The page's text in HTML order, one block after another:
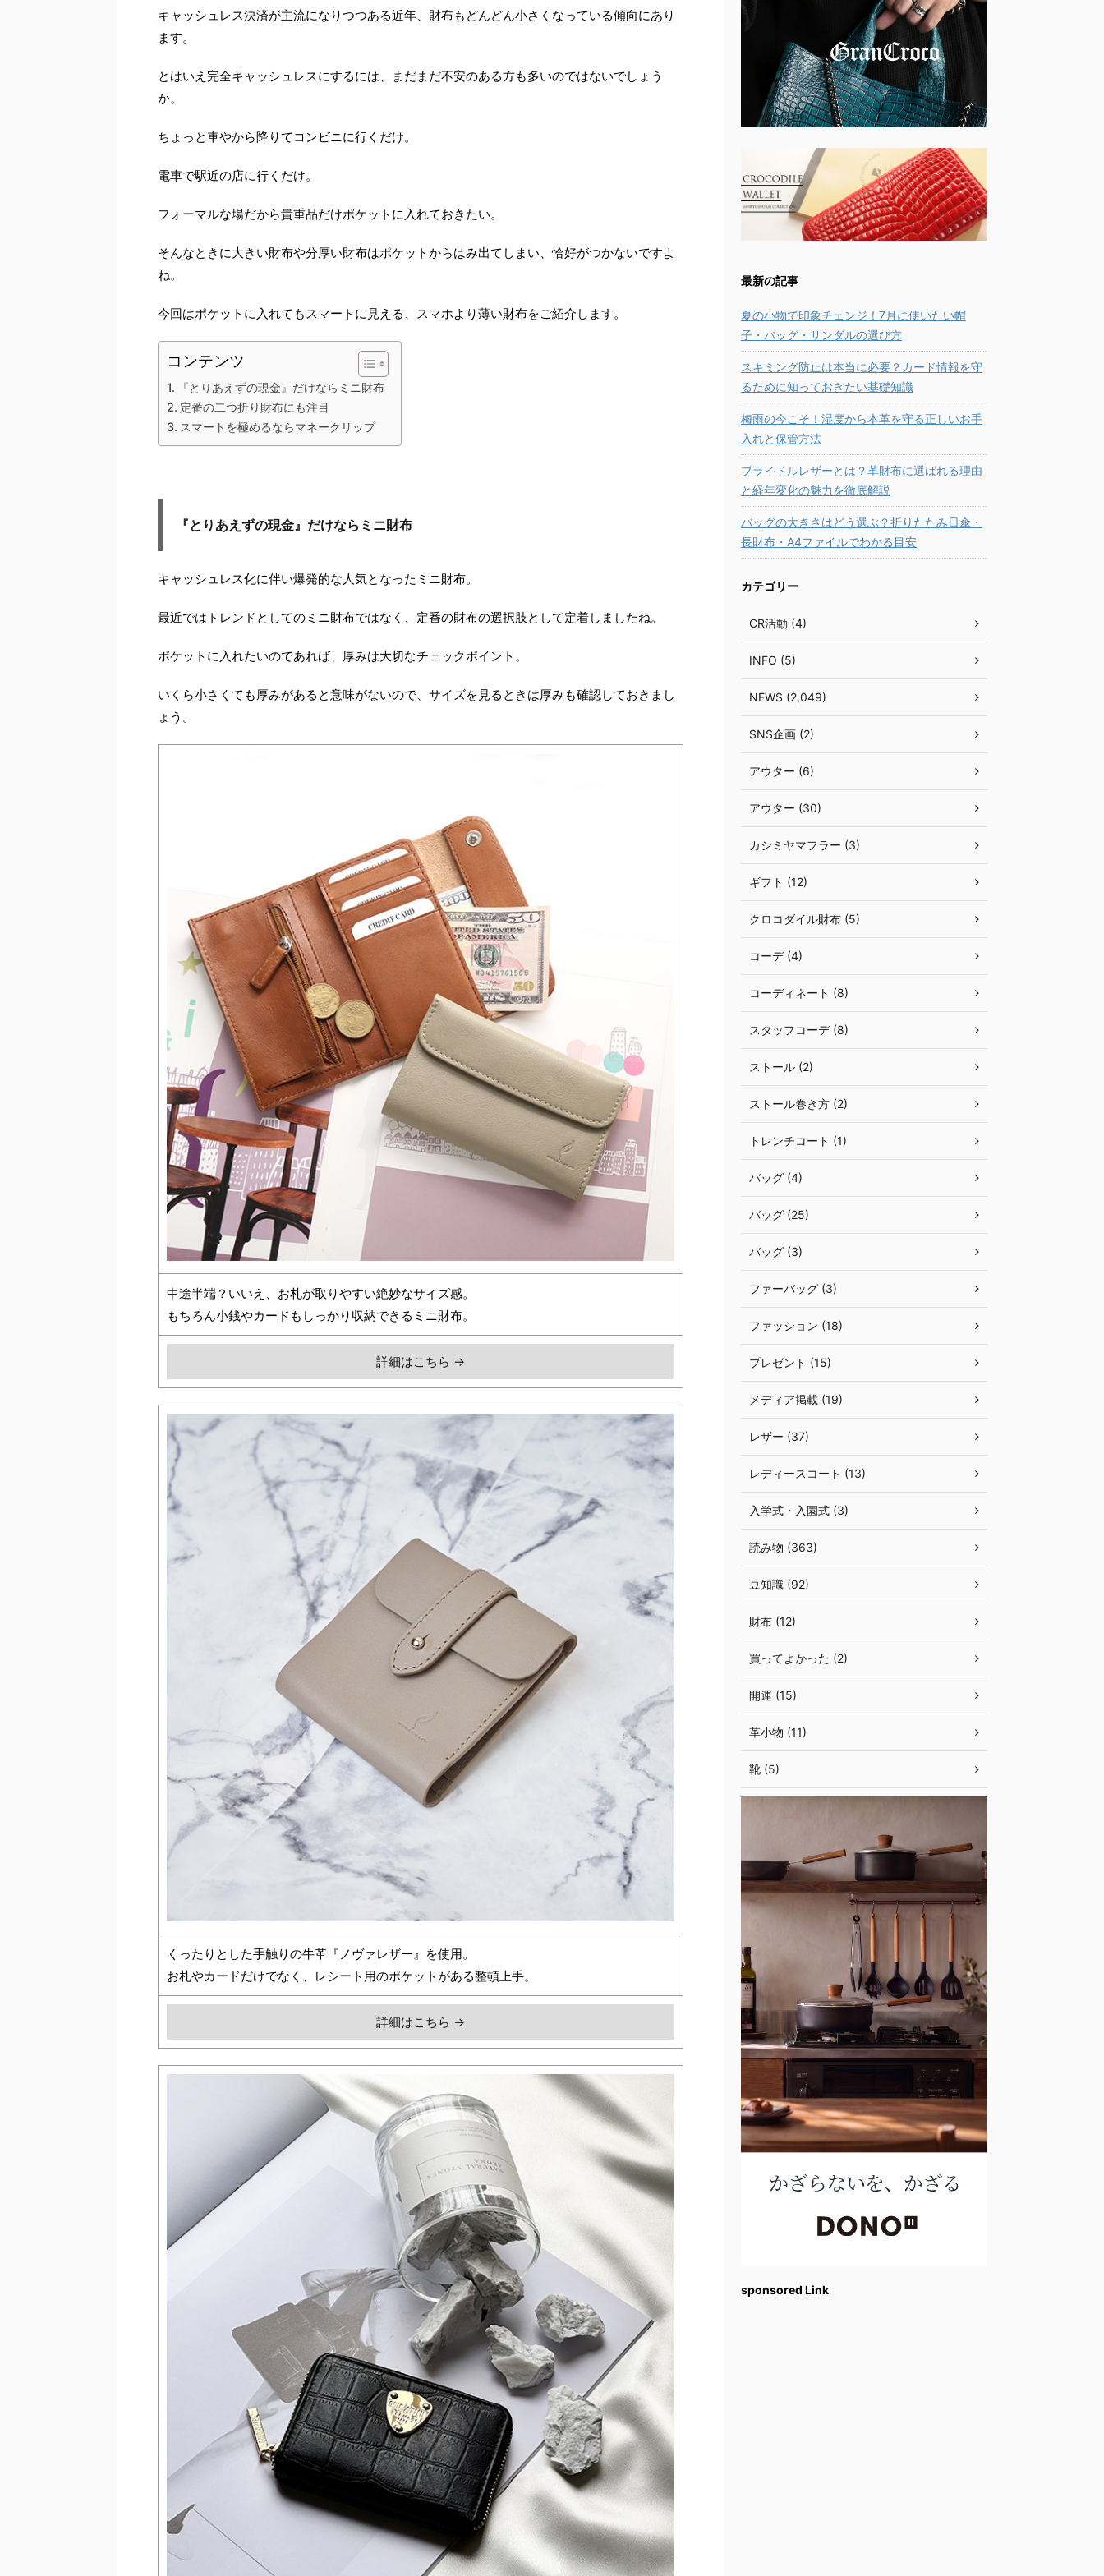
キャッシュレス決済が主流になりつつある近年、財布もどんどん小さくなっている傾向にあり
ます。
とはいえ完全キャッシュレスにするには、まだまだ不安のある方も多いのではないでしょう
か。
ちょっと車やから降りてコンビニに行くだけ。
電車で駅近の店に行くだけ。
フォーマルな場だから貴重品だけポケットに入れておきたい。
そんなときに大きい財布や分厚い財布はポケットからはみ出てしまい、恰好がつかないですよ
ね。
今回はポケットに入れてもスマートに見える、スマホより薄い財布をご紹介します。
コンテンツ
『とりあえずの現金』だけならミニ財布
定番の二つ折り財布にも注目
スマートを極めるならマネークリップ
『とりあえずの現金』だけならミニ財布
キャッシュレス化に伴い爆発的な人気となったミニ財布。
最近ではトレンドとしてのミニ財布ではなく、定番の財布の選択肢として定着しましたね。
ポケットに入れたいのであれば、厚みは大切なチェックポイント。
いくら小さくても厚みがあると意味がないので、サイズを見るときは厚みも確認しておきまし
ょう。
中途半端？いいえ、お札が取りやすい絶妙なサイズ感。
もちろん小銭やカードもしっかり収納できるミニ財布。
詳細はこちら →
くったりとした手触りの牛革『ノヴァレザー』を使用。
お札やカードだけでなく、レシート用のポケットがある整頓上手。
詳細はこちら →
最新の記事
夏の小物で印象チェンジ！7月に使いたい帽
子・バッグ・サンダルの選び方
スキミング防止は本当に必要？カード情報を守
るために知っておきたい基礎知識
梅雨の今こそ！湿度から本革を守る正しいお手
入れと保管方法
ブライドルレザーとは？革財布に選ばれる理由
と経年変化の魅力を徹底解説
バッグの大きさはどう選ぶ？折りたたみ日傘・
長財布・A4ファイルでわかる目安
カテゴリー
CR活動 (4)
INFO (5)
NEWS (2,049)
SNS企画 (2)
アウター (6)
アウター (30)
カシミヤマフラー (3)
ギフト (12)
クロコダイル財布 (5)
コーデ (4)
コーディネート (8)
スタッフコーデ (8)
ストール (2)
ストール巻き方 (2)
トレンチコート (1)
バッグ (4)
バッグ (25)
バッグ (3)
ファーバッグ (3)
ファッション (18)
プレゼント (15)
メディア掲載 (19)
レザー (37)
レディースコート (13)
入学式・入園式 (3)
読み物 (363)
豆知識 (92)
財布 (12)
買ってよかった (2)
開運 (15)
革小物 (11)
靴 (5)
sponsored Link